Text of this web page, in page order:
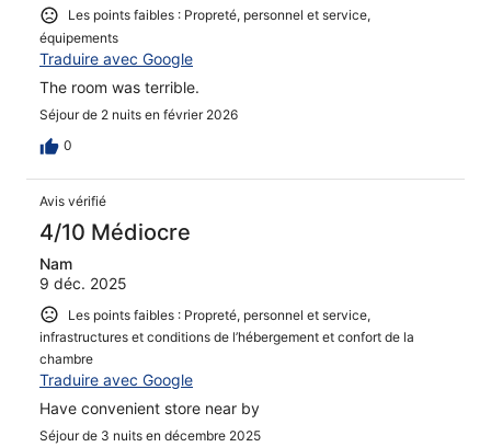
Les points faibles : Propreté, personnel et service,
équipements
Traduire avec Google
The room was terrible.
Séjour de 2 nuits en février 2026
0
Avis vérifié
4/10 Médiocre
Nam
9 déc. 2025
Les points faibles : Propreté, personnel et service,
infrastructures et conditions de l’hébergement et confort de la
chambre
Traduire avec Google
Have convenient store near by
Séjour de 3 nuits en décembre 2025